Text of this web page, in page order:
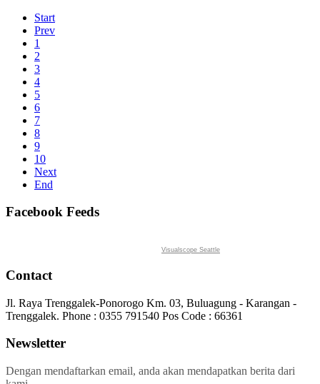
Start
Prev
1
2
3
4
5
6
7
8
9
10
Next
End
Facebook Feeds
Visualscope Seattle
Contact
Jl. Raya Trenggalek-Ponorogo Km. 03, Buluagung - Karangan -
Trenggalek. Phone : 0355 791540 Pos Code : 66361
Newsletter
Dengan mendaftarkan email, anda akan mendapatkan berita dari